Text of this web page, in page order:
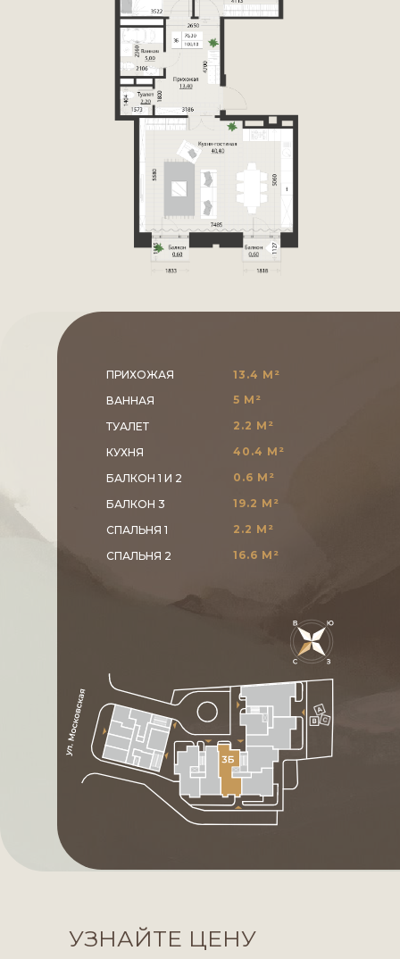
ПРИХОЖАЯ
ВАННАЯ
ТУАЛЕТ
КУХНЯ
13.4 М²
5 М²
2.2 М²
40.4 М²
БАЛКОН 1 И 2
0.6 М²
БАЛКОН 3
2.2 М²
СПАЛЬНЯ 1
19.2 М²
СПАЛЬНЯ 2 16.6 М²
УЗНАЙТЕ ЦЕНУ